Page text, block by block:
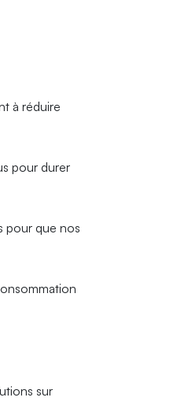
à réduire
pour durer
pour que nos
sur